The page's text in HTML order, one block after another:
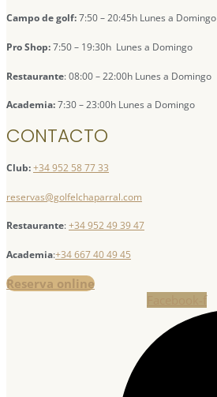
Campo de golf:7:50 – 20:45h Lunes a Domingo
Pro Shop:7:50 – 19:30h Lunes a Domingo
Restaurante: 08:00 – 22:00h Lunes a Domingo
Academia:7:30 – 23:00h Lunes a Domingo
CONTACTO
Club:+34 952 58 77 33
reservas@golfelchaparral.com
Restaurante:+34 952 49 39 47
Academia:+34 667 40 49 45
Reserva online